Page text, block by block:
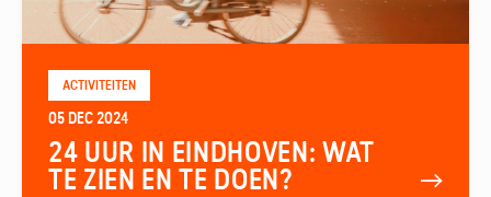
ACTIVITEITEN
05 DEC 2024
24 UUR IN EINDHOVEN: WAT
TE ZIEN EN TE DOEN?